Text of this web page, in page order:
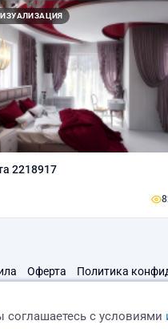
2218917
Оферта Политика
с условиями